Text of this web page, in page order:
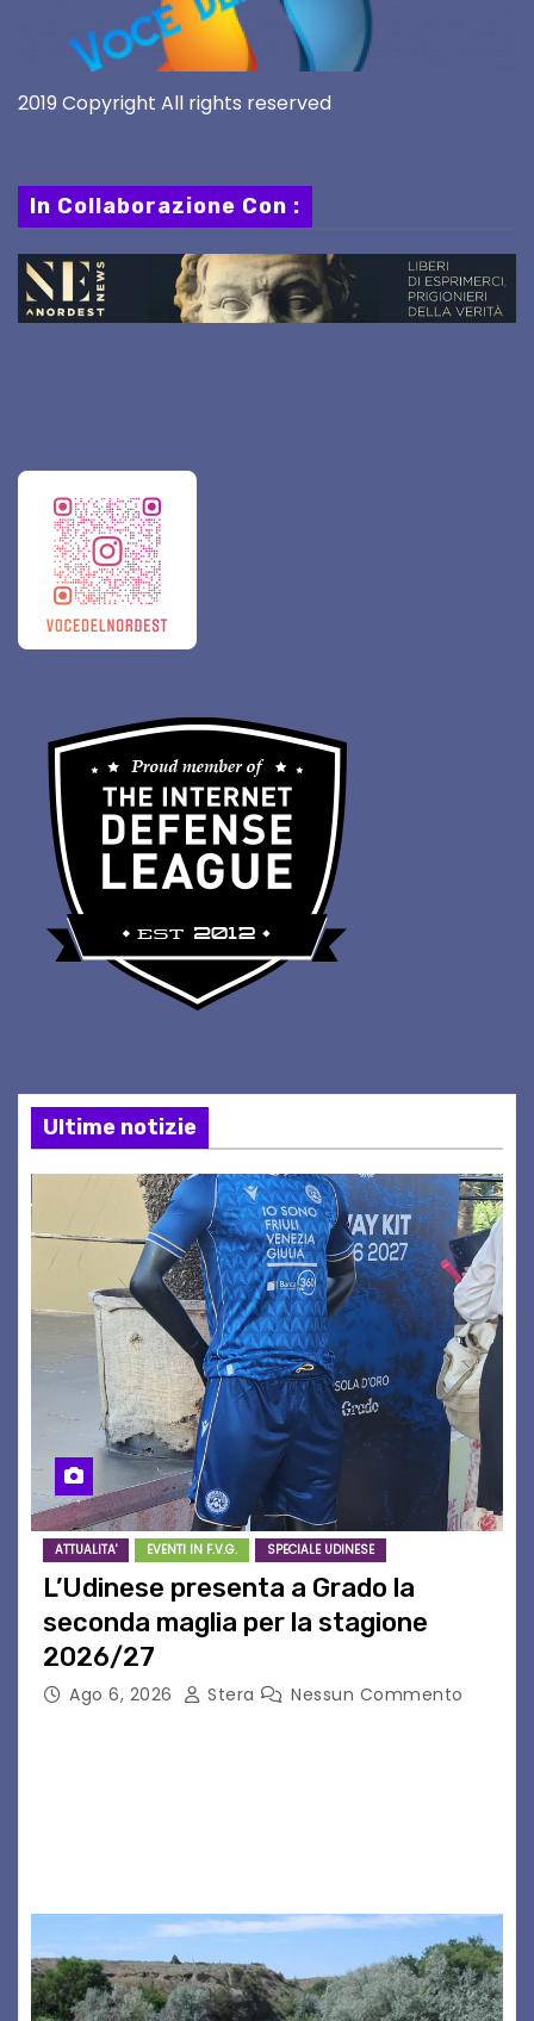
2019 Copyright All rights reserved
In Collaborazione Con :
Ultime notizie
ATTUALITA' EVENTI IN F.V.G. SPECIALE UDINESE
L’Udinese presenta a Grado la
seconda maglia per la stagione
2026/27
Ago 6, 2026 Stera Nessun Commento